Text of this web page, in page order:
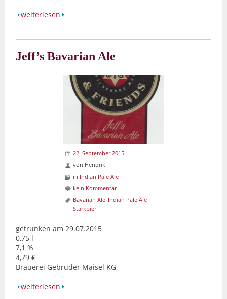
weiterlesen
Jeff’s Bavarian Ale
22. September 2015
von Hendrik
in Indian Pale Ale
kein Kommentar
Bavarian Ale Indian Pale Ale
Starkbier
getrunken am 29.07.2015
0,75 l
7,1 %
4,79 €
Brauerei Gebrüder Maisel KG
weiterlesen